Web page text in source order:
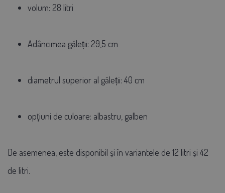
volum: 28 litri
Adâncimea găleții: 29,5 cm
diametrul superior al găleții: 40 cm
opțiuni de culoare: albastru, galben
De asemenea, este disponibil și în variantele de 12 litri și 42
de litri.